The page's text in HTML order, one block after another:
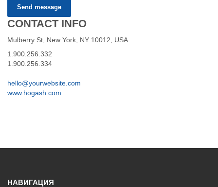
Send message
CONTACT INFO
Mulberry St, New York, NY 10012, USA
1.900.256.332
1.900.256.334
hello@yourwebsite.com
www.hogash.com
НАВИГАЦИЯ